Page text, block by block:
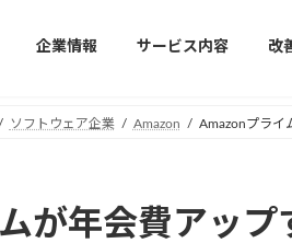
企業情報 サービス内容 改
ソフトウェア企業 Amazon Amazonプライ
が年会費アッ